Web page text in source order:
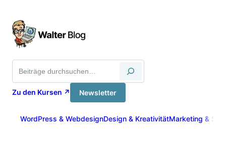
Inhalt
springen
Zu den Kursen ↗ Newsletter
WordPress & WebdesignDesign & KreativitätMarketing &